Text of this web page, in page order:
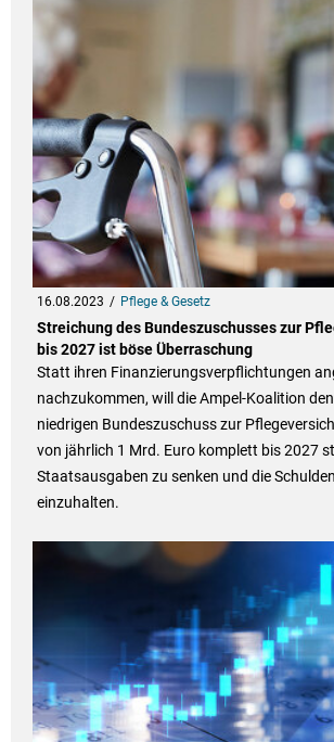
16.08.2023 Pflege & Gesetz
Streichung des Bundeszuschusses zur
bis 2027 ist böse Überraschung
Statt ihren Finanzierungsverpflichtungen
nachzukommen, will die Ampel-Koalition
niedrigen Bundeszuschuss zur
von jährlich 1 Mrd. Euro komplett bis 2027
Staatsausgaben zu senken und die
einzuhalten.